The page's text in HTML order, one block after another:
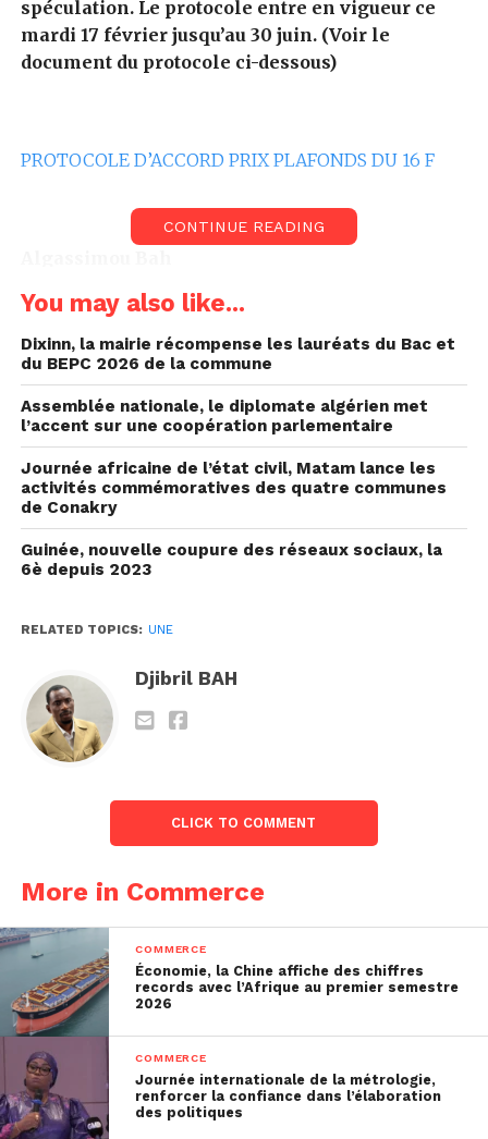
spéculation. Le protocole entre en vigueur ce
mardi 17 février jusqu’au 30 juin. (Voir le
document du protocole ci-dessous)
PROTOCOLE D’ACCORD PRIX PLAFONDS DU 16 F
+224 628 29 39 47
CONTINUE READING
You may also like...
Dixinn, la mairie récompense les lauréats du Bac et
du BEPC 2026 de la commune
Assemblée nationale, le diplomate algérien met
l’accent sur une coopération parlementaire
Journée africaine de l’état civil, Matam lance les
activités commémoratives des quatre communes
de Conakry
Guinée, nouvelle coupure des réseaux sociaux, la
6è depuis 2023
RELATED TOPICS: UNE
Djibril BAH
CLICK TO COMMENT
More in Commerce
COMMERCE
Économie, la Chine affiche des chiffres
records avec l’Afrique au premier semestre
2026
COMMERCE
Journée internationale de la métrologie,
renforcer la confiance dans l’élaboration
des politiques